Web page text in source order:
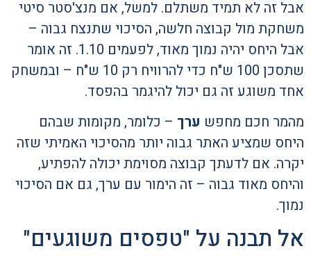
אבל זה לא תמיד משתלם. למשל, אם מנצ'סטר סיטי
משחקת מול קבוצה חלשה, הסיכוי שתנצח גבוה –
אבל היחס יהיה נמוך מאוד, לפעמים 1.10. זה אומר
שתסכן 100 ש"ח כדי להרוויח רק 10 ש"ח – ובמשחק
אחד משוגע זה גם יכול להיגמר בהפסד.
מהמר חכם מחפש ערך – כלומר, מקומות שבהם
היחס שמציע האתר גבוה יותר מהסיכוי האמיתי שזה
יקרה. אם לדעתך קבוצה מסוימת יכולה להפתיע,
והיחס מאוד גבוה – זה הימור עם ערך, גם אם הסיכוי
נמוך.
אל תבנה על "טפסים משוגעים"